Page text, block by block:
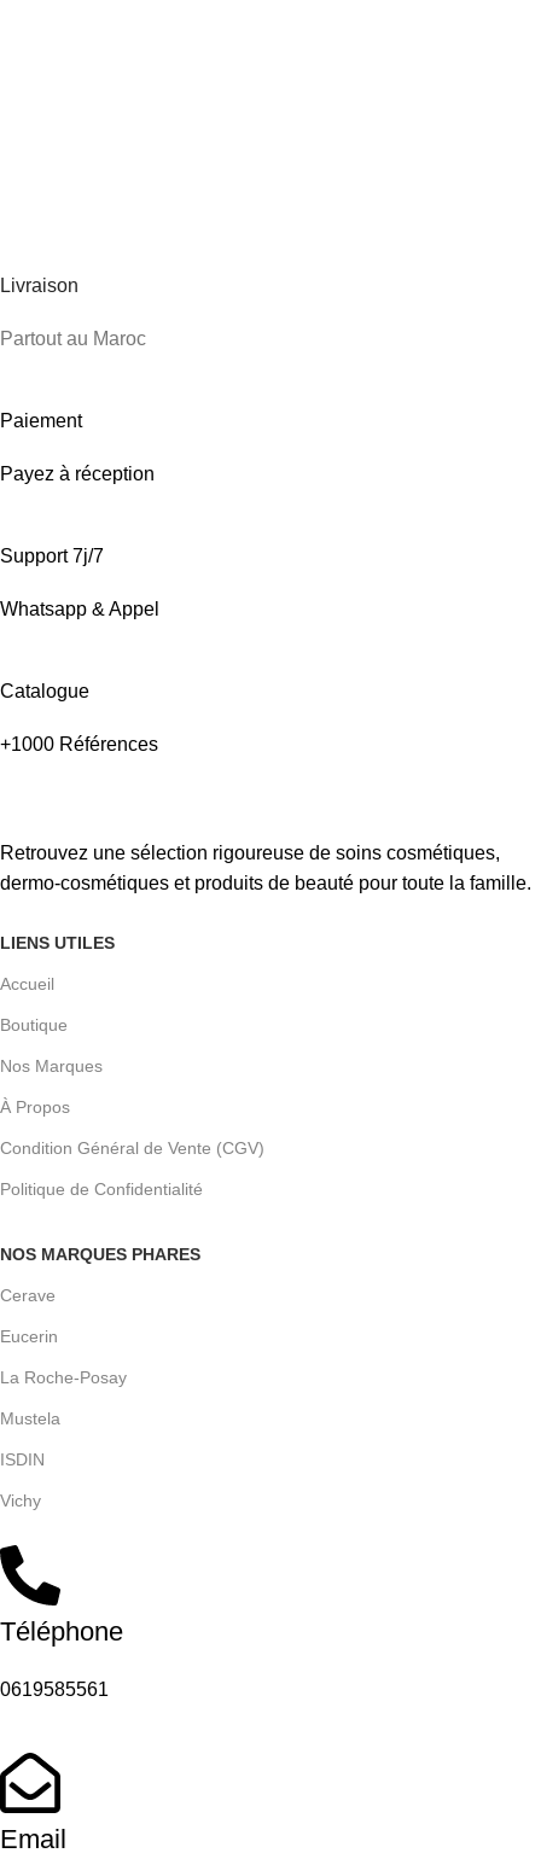
Livraison
Partout au Maroc
Paiement
Payez à réception
Support 7j/7
Whatsapp & Appel
Catalogue
+1000 Références
Retrouvez une sélection rigoureuse de soins cosmétiques,
dermo-cosmétiques et produits de beauté pour toute la famille.
LIENS UTILES
Accueil
Boutique
Nos Marques
À Propos
Condition Général de Vente (CGV)
Politique de Confidentialité
NOS MARQUES PHARES
Cerave
Eucerin
La Roche-Posay
Mustela
ISDIN
Vichy
Téléphone
0619585561
Email